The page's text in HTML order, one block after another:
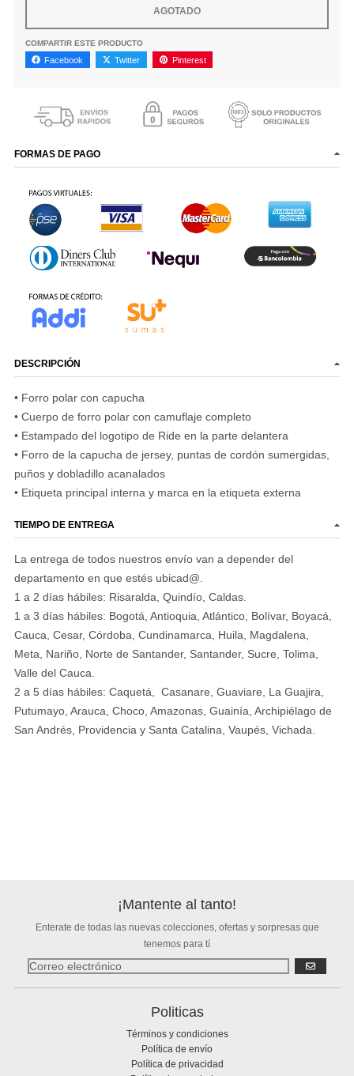
AGOTADO
COMPARTIR ESTE PRODUCTO
Facebook Twitter Pinterest
FORMAS DE PAGO
DESCRIPCIÓN
• Forro polar con capucha
• Cuerpo de forro polar con camuflaje completo
• Estampado del logotipo de Ride en la parte delantera
• Forro de la capucha de jersey, puntas de cordón sumergidas,
puños y dobladillo acanalados
• Etiqueta principal interna y marca en la etiqueta externa
TIEMPO DE ENTREGA
La entrega de todos nuestros envío van a depender del
departamento en que estés ubicad@.
1 a 2 días hábiles: Risaralda, Quindío, Caldas.
1 a 3 días hábiles: Bogotá, Antioquia, Atlántico, Bolívar, Boyacá,
Cauca, Cesar, Córdoba, Cundinamarca, Huila, Magdalena,
Meta, Nariño, Norte de Santander, Santander, Sucre, Tolima,
Valle del Cauca.
2 a 5 días hábiles: Caquetá, Casanare, Guaviare, La Guajira,
Putumayo, Arauca, Choco, Amazonas, Guainía, Archipiélago de
San Andrés, Providencia y Santa Catalina, Vaupés, Vichada.
¡Mantente al tanto!
Enterate de todas las nuevas colecciones, ofertas y sorpresas que
tenemos para tí
Politicas
Términos y condiciones
Política de envío
Política de privacidad